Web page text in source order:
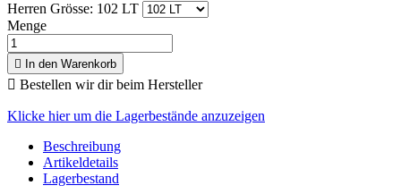
Herren Grösse: 102 LT
Menge
 In den Warenkorb
 Bestellen wir dir beim Hersteller
Klicke hier um die Lagerbestände anzuzeigen
Beschreibung
Artikeldetails
Lagerbestand